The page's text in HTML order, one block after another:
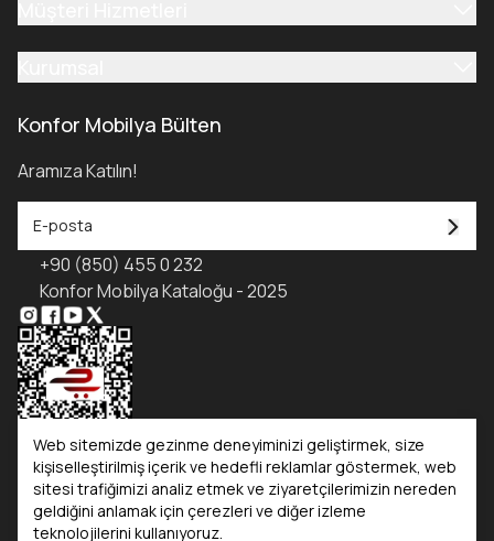
Web sitemizde gezinme deneyiminizi geliştirmek, size
kişiselleştirilmiş içerik ve hedefli reklamlar göstermek, web
sitesi trafiğimizi analiz etmek ve ziyaretçilerimizin nereden
geldiğini anlamak için çerezleri ve diğer izleme
teknolojilerini kullanıyoruz.
Kataloglar
Konfor Mobilya Bülten
Aramıza Katılın!
+90 (850) 455 0 232
Konfor Mobilya Kataloğu - 2025